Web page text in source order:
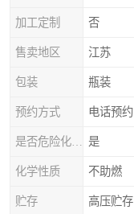
加工定制 否
售卖地区 江苏
包装 瓶装
预约方式 电话预约
是
化学性质 不助燃
贮存 高压贮存